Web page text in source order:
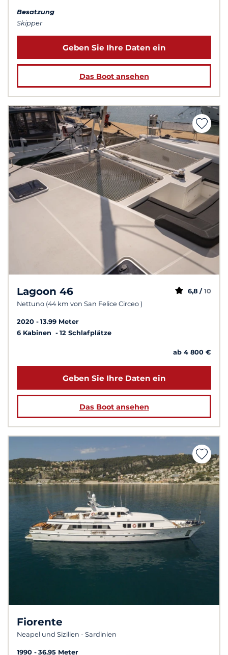
Besatzung
Skipper
Geben Sie Ihre Daten ein
Das Boot ansehen
Lagoon 46
Nettuno (44 km von San Felice Circeo )
6,8 / 10
2020
13.99 Meter
6 Kabinen
12 Schlafplätze
ab 4 800 €
Geben Sie Ihre Daten ein
Das Boot ansehen
Fiorente
Neapel und Sizilien - Sardinien
1990 36.95 Meter